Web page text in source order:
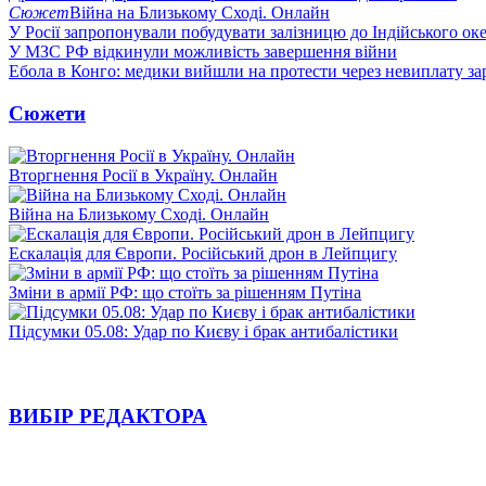
СюжетВійна на Близькому Сході. Онлайн
У Росії запропонували побудувати залізницю до Індійського
У МЗС РФ відкинули можливість завершення війни
Ебола в Конго: медики вийшли на протести через невиплату
Сюжети
Вторгнення Росії в Україну. Онлайн
Війна на Близькому Сході. Онлайн
Ескалація для Європи. Російський дрон в Лейпцигу
Зміни в армії РФ: що стоїть за рішенням Путіна
Підсумки 05.08: Удар по Києву і брак антибалістики
ВИБІР РЕДАКТОРА